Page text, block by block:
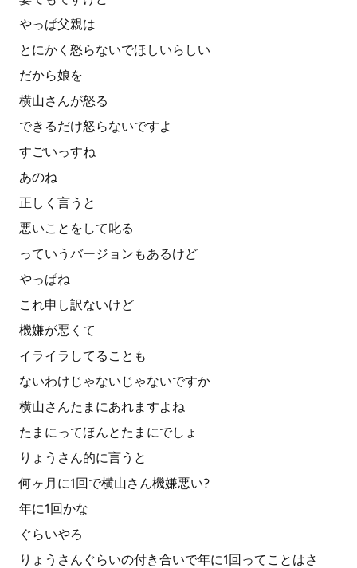
やっぱ父親は
とにかく怒らないでほしいらしい
だから娘を
横山さんが怒る
できるだけ怒らないですよ
すごいっすね
あのね
正しく言うと
悪いことをして叱る
っていうバージョンもあるけど
やっぱね
これ申し訳ないけど
機嫌が悪くて
イライラしてることも
ないわけじゃないじゃないですか
横山さんたまにあれますよね
たまにってほんとたまにでしょ
りょうさん的に言うと
何ヶ月に1回で横山さん機嫌悪い?
年に1回かな
ぐらいやろ
りょうさんぐらいの付き合いで年に1回ってことはさ